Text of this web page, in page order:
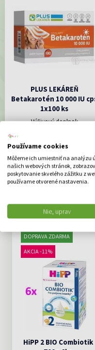
Používame cookies
Môžeme ich umiestniť na analýzu
našich webových stránok,
poskytovanie skvelého zážitku z
používame otvorené nastavenia.
Nie, uprav
PLUS LEKÁREŇ
Betakarotén 10 000 IU
1x100 ks
Výživový doplnok
DO KOŠÍKA
DOPRAVA ZDARMA
AKCIA -11%
HiPP 2 BIO Combiotik